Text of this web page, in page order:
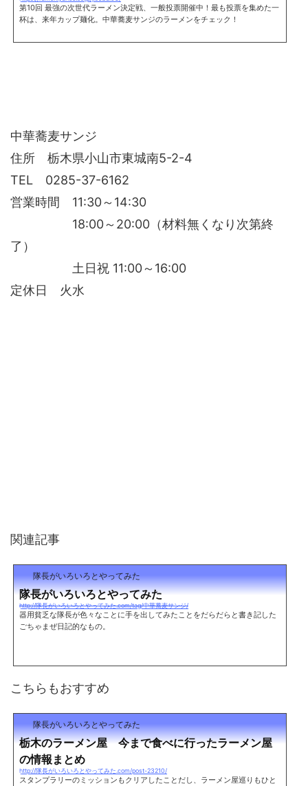
第10回 最強の次世代ラーメン決定戦、一般投票開催中！最も投票を集めた一
杯は、来年カップ麺化。中華蕎麦サンジのラーメンをチェック！
中華蕎麦サンジ
住所 栃木県小山市東城南5-2-4
TEL 0285-37-6162
営業時間 11:30～14:30
18:00～20:00（材料無くなり次第終
了）
土日祝 11:00～16:00
定休日 火水
関連記事
隊長がいろいろとやってみた
隊長がいろいろとやってみた
http://隊長がいろいろとやってみた.com/tag/中華蕎麦サンジ/
器用貧乏な隊長が色々なことに手を出してみたことをだらだらと書き記した
ごちゃまぜ日記的なもの。
こちらもおすすめ
隊長がいろいろとやってみた
栃木のラーメン屋 今まで食べに行ったラーメン屋
の情報まとめ
http://隊長がいろいろとやってみた.com/post-23210/
スタンプラリーのミッションもクリアしたことだし、ラーメン屋巡りもひと